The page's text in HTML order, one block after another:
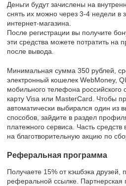
Деньги будут зачислены на
снять их можно через 3-4 недели в
интернет-магазина.
После регистрации вы получите
эти средства можете потратить на
после вывода.
Минимальная сумма 350 рублей,
электронный кошелек WebMoney,
мобильного телефона российского
карту Visa или MasterCard. Чтобы
автоматически выбирался один из
способов, зайдите в раздел
платежного сервиса. Часть
на благотворительную акцию по
Реферальная программа
Получаете 15% от кэшбэка
реферальной ссылке. Партнерская